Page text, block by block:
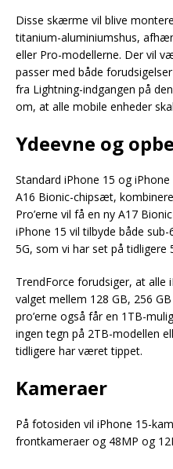
Disse skærme vil blive
titanium-aluminiumshus,
eller Pro-modellerne. Der vil
passer med både
fra Lightning-indgangen på
om, at alle mobile enheder
Ydeevne og
Standard iPhone 15 og iPhone
A16 Bionic-chipsæt,
Pro’erne vil få en ny A17
iPhone 15 vil tilbyde både
5G, som vi har set på tidligere
TrendForce forudsiger, at alle
valget mellem 128 GB, 256
pro’erne også får en 1TB-
ingen tegn på 2TB-modellen
tidligere har været tippet.
Kameraer
På fotosiden vil iPhone 15-
frontkameraer og 48MP og